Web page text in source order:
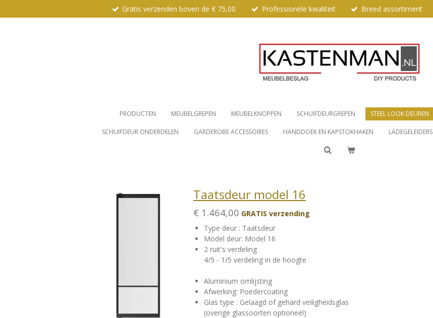
direct
Gratis verzenden boven de € 75,00 Professionele kwaliteit Breed assortiment
PRODUCTEN MEUBELGREPEN MEUBELKNOPPEN SCHUIFDEURGREPEN STEEL LOOK DEUREN
SCHUIFDEUR ONDERDELEN GARDEROBE ACCESSOIRES HANDDOEK EN KAPSTOKHAKEN LADEGELEIDERS
Taatsdeur model 16
€ 1.464,00 GRATIS verzending
Type deur : Taatsdeur
Model deur: Model 16
2 ruit's verdeling
4/5 - 1/5 verdeling in de hoogte
Aluminium omlijsting
Afwerking: Poedercoating
Glas type : Gelaagd of gehard veiligheidsglas
(overige glassoorten optioneel)